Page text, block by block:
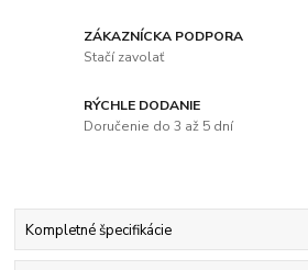
ZÁKAZNÍCKA PODPORA
Stačí zavolať
RÝCHLE DODANIE
Doručenie do 3 až 5 dní
Kompletné špecifikácie